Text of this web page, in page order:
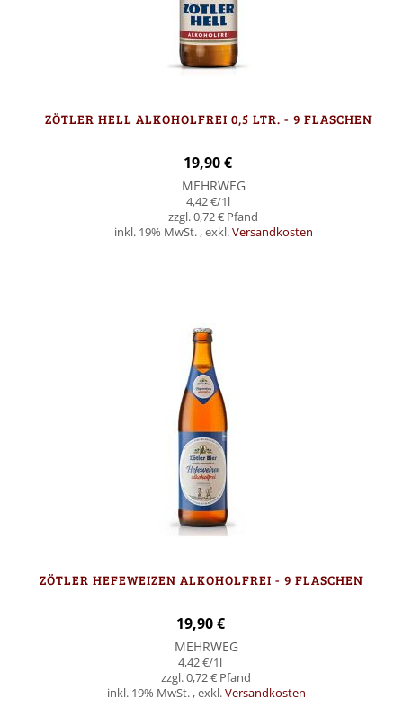
ZÖTLER HELL ALKOHOLFREI 0,5 LTR. - 9 FLASCHEN
19,90 €
MEHRWEG
4,42 €/1l
0,72 €
inkl. 19% MwSt. ,exkl.Versandkosten
ZÖTLER HEFEWEIZEN ALKOHOLFREI - 9 FLASCHEN
19,90 €
MEHRWEG
4,42 €/1l
0,72 €
inkl. 19% MwSt. ,exkl.Versandkosten